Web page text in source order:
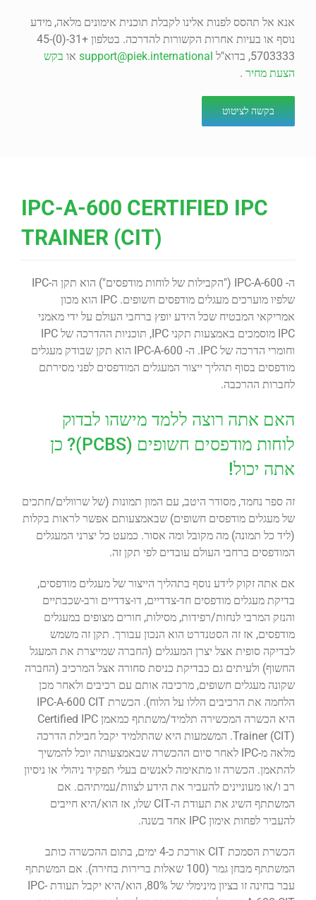
אנא אל תהסס לפנות אלינו לקבלת תוכנית אימונים מלאה, מידע
נוסף או בעיות אחרות הקשורות להדרכה. בטלפון +31-(0)45-
5703333, בדוא"ל
support@piek.internationalאו בקש
הצעת מחיר.
בקשה לציטוט
IPC-A-600 CERTIFIED IPC
TRAINER (CIT)
ה- IPC-A-600 ("הקבילות של לוחות מודפסים") הוא תקן ה-IPC
שלפיו מוערכים מעגלים מודפסים חשופים. IPC הוא מכון
אמריקאי המבטיח שכל הידע יופץ ברחבי העולם על ידי מאמני
IPC מוסמכים באמצעות תקני IPC, תוכניות ההדרכה של IPC
וחומרי הדרכה של IPC. ה- IPC-A-600 הוא תקן שבודק מעגלים
מודפסים בסוף תהליך ייצור המעגלים המודפסים לפני מסירתם
לחברות ההרכבה.
האם אתה רוצה ללמד מישהו לבדוק
לוחות מודפסים חשופים (PCBS)? כן
אתה יכול!
זה ספר נחמד, מסודר היטב, עם המון תמונות (של שרוולים/חתכים
של מעגלים מודפסים חשופים) שבאמצעותם אפשר לראות בקלות
(ליד כל תמונה) מה מקובל ומה אסור. כמעט כל יצרני המעגלים
המודפסים ברחבי העולם עובדים לפי תקן זה.
אם אתה זקוק לידע נוסף בתהליך הייצור של מעגלים מודפסים,
בדיקת מעגלים מודפסים חד-צדדיים, דו-צדדיים ורב-שכבתיים
והנזק המרבי לנחות/רפידות, מסילות, חורים מצופים במעגלים
מודפסים, אז זה הסטנדרט הוא הנכון עבורך. תקן זה משמש
לבדיקה סופית אצל יצרן המעגלים (החברה שמייצרת את המעגל
החשוף) ולעיתים גם כבדיקת כניסת סחורה אצל המרכיב (החברה
שקונה מעגלים חשופים, מרכיבה אותם עם רכיבים ולאחר מכן
הלחמה את הרכיבים הללו על הלוח). הכשרת IPC-A-600 CIT
היא הכשרה המכשירה תלמיד/משתתף כמאמן Certified IPC
Trainer (CIT). המשמעות היא שהתלמיד יקבל חבילת הדרכה
מלאה מ-IPC לאחר סיום ההכשרה שבאמצעותה יוכל להמשיך
להתאמן. הכשרה זו מתאימה לאנשים בעלי תפקיד ניהולי או ניסיון
רב ו/או מעוניינים להעביר את הידע לצוות/עמיתיהם. אם
המשתתף השיג את תעודת ה-CIT שלו, אז הוא/היא חייבים
להעביר לפחות אימון IPC אחד בשנה.
הכשרת הסמכת CIT אורכת כ-4 ימים, בתום ההכשרה כותב
המשתתף מבחן גמר (100 שאלות ברירות בחירה). אם המשתתף
עבר בחינה זו בציון מינימלי של 80%, הוא/היא יקבל תעודת IPC-